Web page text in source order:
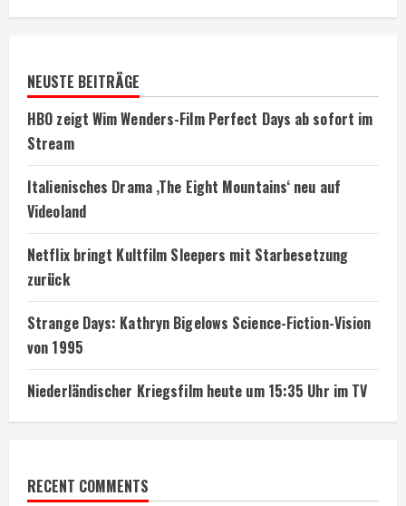
NEUSTE BEITRÄGE
HBO zeigt Wim Wenders-Film Perfect Days ab sofort im
Stream
Italienisches Drama ‚The Eight Mountains‘ neu auf
Videoland
Netflix bringt Kultfilm Sleepers mit Starbesetzung
zurück
Strange Days: Kathryn Bigelows Science-Fiction-Vision
von 1995
Niederländischer Kriegsfilm heute um 15:35 Uhr im TV
RECENT COMMENTS